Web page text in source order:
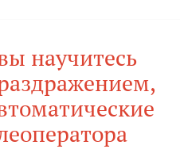
научитесь